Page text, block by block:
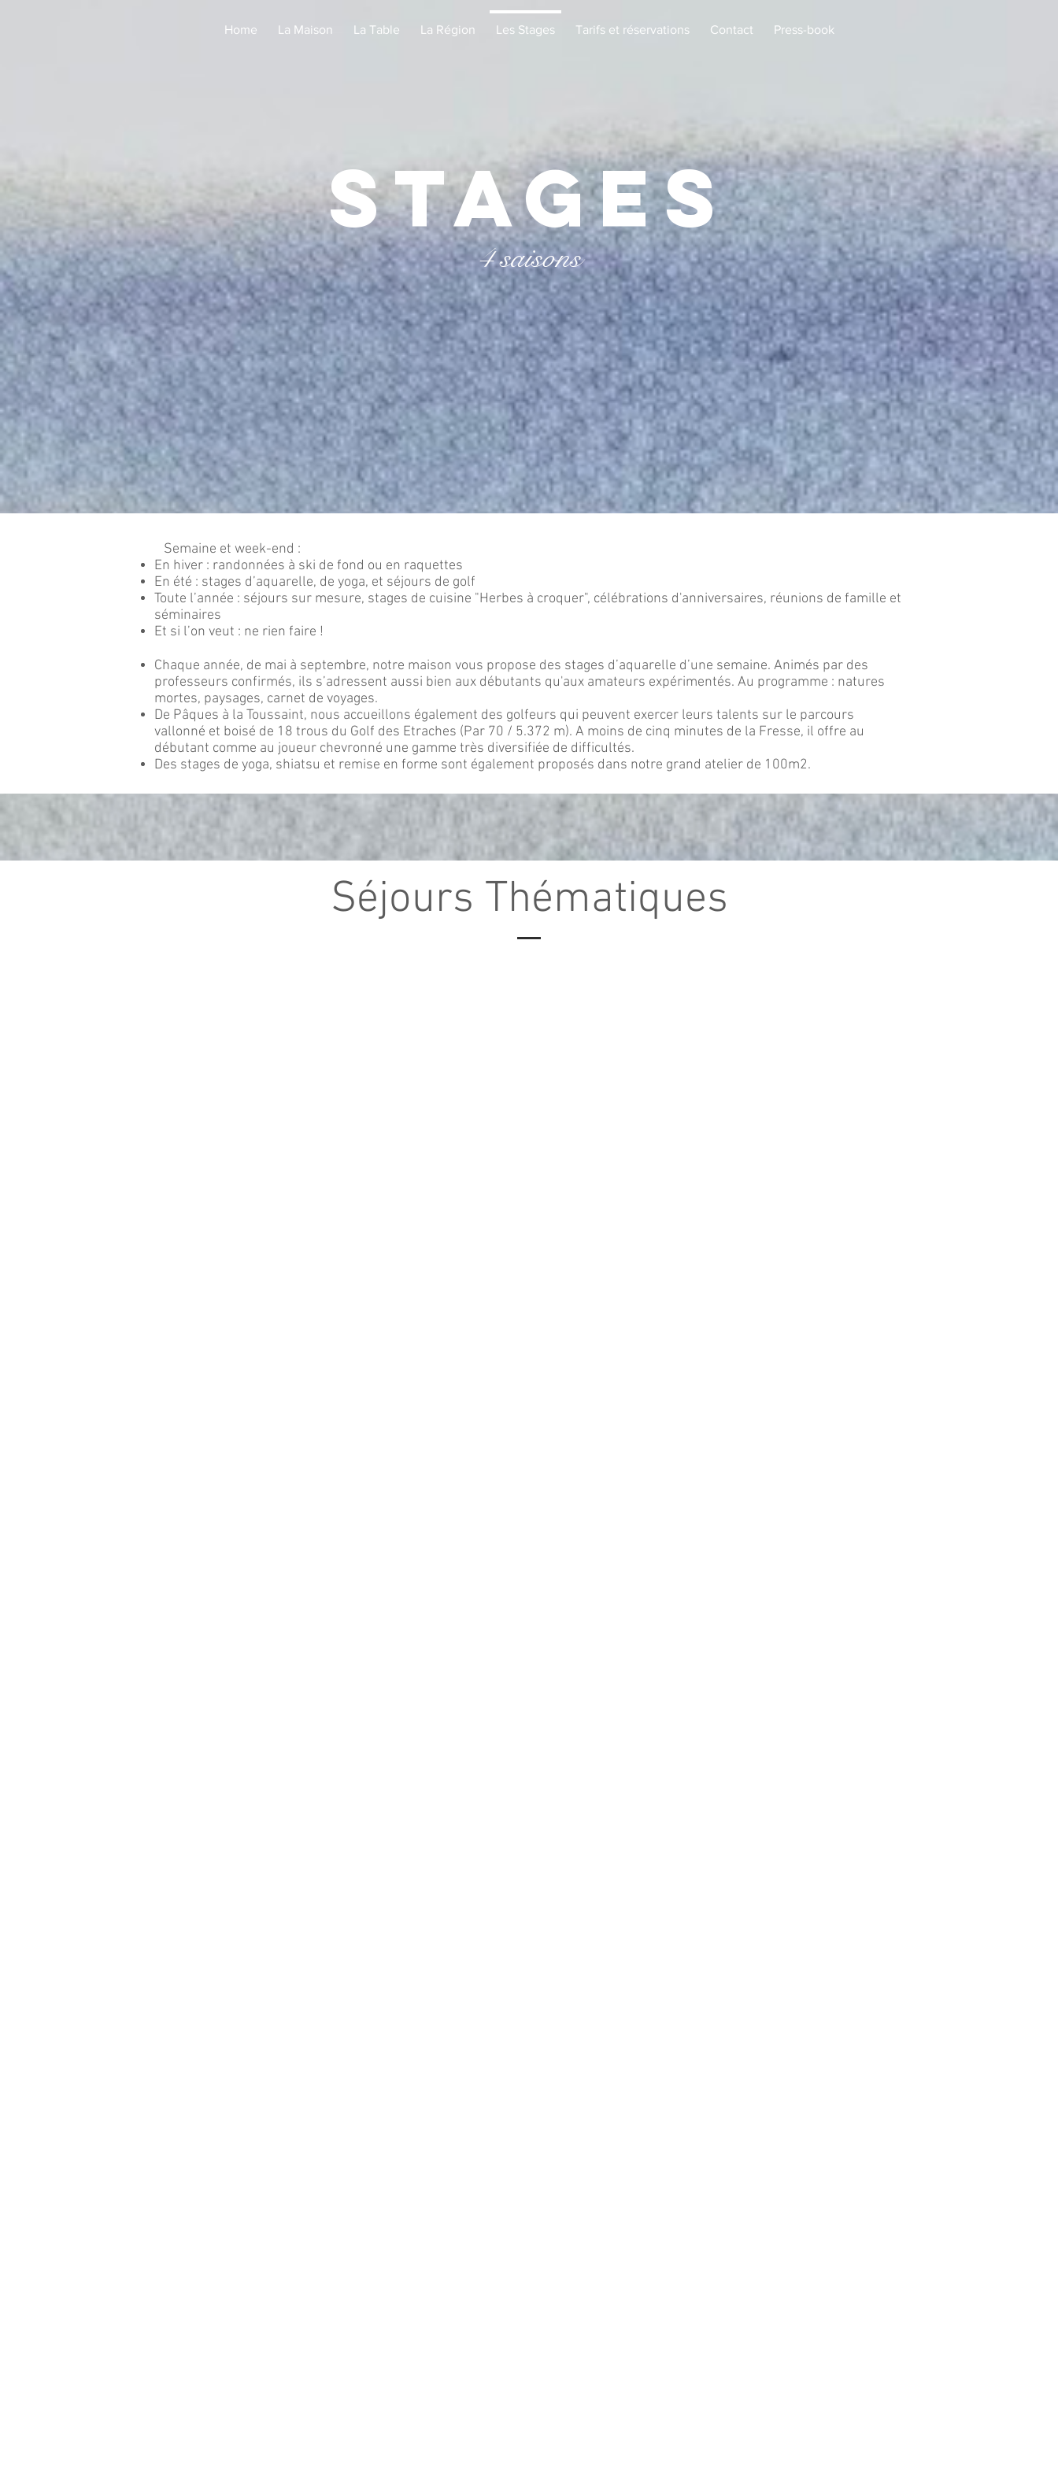
Home La Maison La Table La Région Les Stages Tarifs et réservations Contact Press-book
Stages
4 saisons
Semaine et week-end :
En hiver : randonnées à ski de fond ou en raquettes
En été : stages d’aquarelle, de yoga, et séjours de golf
Toute l’année : séjours sur mesure, stages de cuisine "Herbes à croquer", célébrations d'anniversaires, réunions de famille et
séminaires
Et si l’on veut : ne rien faire !
Chaque année, de mai à septembre, notre maison vous propose des stages d’aquarelle d’une semaine. Animés par des
professeurs confirmés, ils s’adressent aussi bien aux débutants qu'aux amateurs expérimentés. Au programme : natures
mortes, paysages, carnet de voyages.
De Pâques à la Toussaint, nous accueillons également des golfeurs qui peuvent exercer leurs talents sur le parcours
vallonné et boisé de 18 trous du Golf des Etraches (Par 70 / 5.372 m). A moins de cinq minutes de la Fresse, il offre au
débutant comme au joueur chevronné une gamme très diversifiée de difficultés.
Des stages de yoga, shiatsu et remise en forme sont également proposés dans notre grand atelier de 100m2.
Séjours Thématiques